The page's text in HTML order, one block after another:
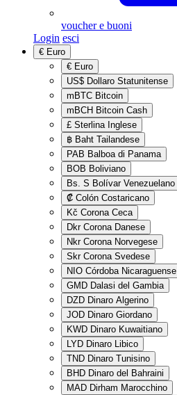
voucher e buoni
Login esci
€ Euro
€ Euro
US$ Dollaro Statunitense
mBTC Bitcoin
mBCH Bitcoin Cash
£ Sterlina Inglese
฿ Baht Tailandese
PAB Balboa di Panama
BOB Boliviano
Bs. S Bolívar Venezuelano
₡ Colón Costaricano
Kč Corona Ceca
Dkr Corona Danese
Nkr Corona Norvegese
Skr Corona Svedese
NIO Córdoba Nicaraguense
GMD Dalasi del Gambia
DZD Dinaro Algerino
JOD Dinaro Giordano
KWD Dinaro Kuwaitiano
LYD Dinaro Libico
TND Dinaro Tunisino
BHD Dinaro del Bahraini
MAD Dirham Marocchino